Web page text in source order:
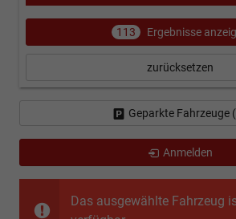
Das ausgewählte Fahrzeug
113 Ergebnisse
zurücksetzen
Geparkte Fahrzeuge (
Anmelden